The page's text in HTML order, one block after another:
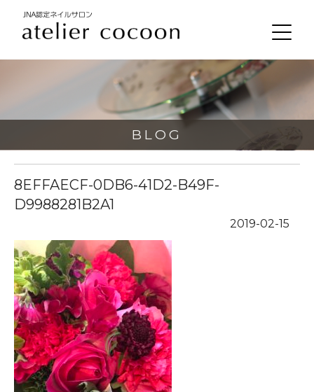
BLOG
8EFFAECF-0DB6-41D2-B49F-
D9988281B2A1
2019-02-15